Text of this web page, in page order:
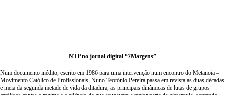
NTP no jornal digital “7Margens”
Num documento inédito, escrito em 1986 para uma intervenção num encontro do Metanoia –
Movimento Católico de Profissionais, Nuno Teotónio Pereira passa em revista as duas décadas
e meia da segunda metade de vida da ditadura, as principais dinâmicas de lutas de grupos